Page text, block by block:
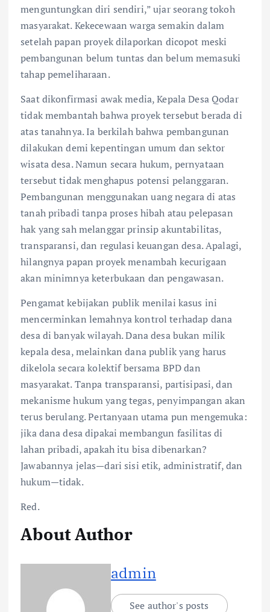
menguntungkan diri sendiri,” ujar seorang tokoh
masyarakat. Kekecewaan warga semakin dalam
setelah papan proyek dilaporkan dicopot meski
pembangunan belum tuntas dan belum memasuki
tahap pemeliharaan.
Saat dikonfirmasi awak media, Kepala Desa Qodar
tidak membantah bahwa proyek tersebut berada di
atas tanahnya. Ia berkilah bahwa pembangunan
dilakukan demi kepentingan umum dan sektor
wisata desa. Namun secara hukum, pernyataan
tersebut tidak menghapus potensi pelanggaran.
Pembangunan menggunakan uang negara di atas
tanah pribadi tanpa proses hibah atau pelepasan
hak yang sah melanggar prinsip akuntabilitas,
transparansi, dan regulasi keuangan desa. Apalagi,
hilangnya papan proyek menambah kecurigaan
akan minimnya keterbukaan dan pengawasan.
Pengamat kebijakan publik menilai kasus ini
mencerminkan lemahnya kontrol terhadap dana
desa di banyak wilayah. Dana desa bukan milik
kepala desa, melainkan dana publik yang harus
dikelola secara kolektif bersama BPD dan
masyarakat. Tanpa transparansi, partisipasi, dan
mekanisme hukum yang tegas, penyimpangan akan
terus berulang. Pertanyaan utama pun mengemuka:
jika dana desa dipakai membangun fasilitas di
lahan pribadi, apakah itu bisa dibenarkan?
Jawabannya jelas—dari sisi etik, administratif, dan
hukum—tidak.
Red.
About Author
admin
See author's posts